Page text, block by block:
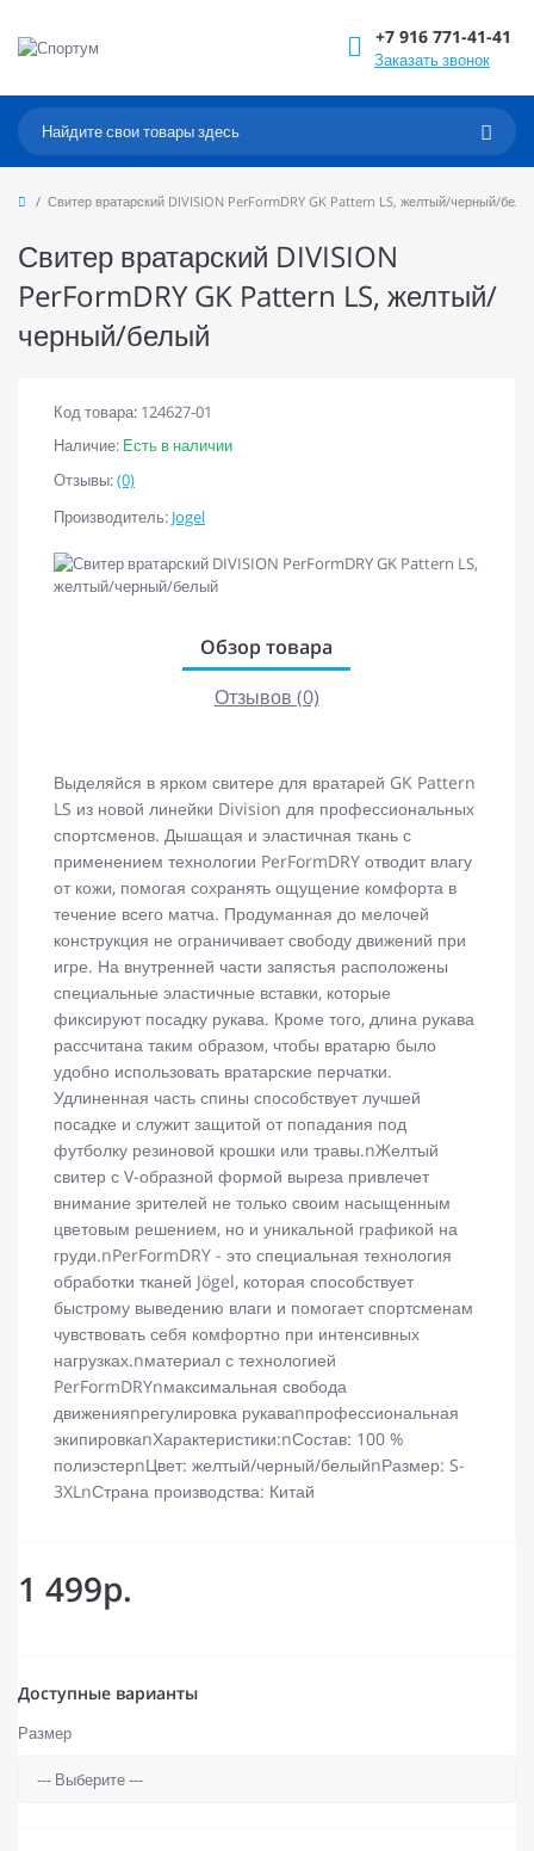
+7 916 771-41-41
Заказать звонок
Свитер вратарский DIVISION PerFormDRY GK Pattern LS, желтый/черный/
Свитер вратарский DIVISION
PerFormDRY GK Pattern LS, желтый/
черный/белый
Код товара: 124627-01
Наличие: Есть в наличии
Отзывы:(0)
Производитель: Jogel
Обзор товара
Отзывов (0)
Выделяйся в ярком свитере для вратарей GK Pattern
LS из новой линейки Division для профессиональных
спортсменов. Дышащая и эластичная ткань с
применением технологии PerFormDRY отводит влагу
от кожи, помогая сохранять ощущение комфорта в
течение всего матча. Продуманная до мелочей
конструкция не ограничивает свободу движений при
игре. На внутренней части запястья расположены
специальные эластичные вставки, которые
фиксируют посадку рукава. Кроме того, длина рукава
рассчитана таким образом, чтобы вратарю было
удобно использовать вратарские перчатки.
Удлиненная часть спины способствует лучшей
посадке и служит защитой от попадания под
футболку резиновой крошки или травы.nЖелтый
свитер с V-образной формой выреза привлечет
внимание зрителей не только своим насыщенным
цветовым решением, но и уникальной графикой на
груди.nPerFormDRY - это специальная технология
обработки тканей Jögel, которая способствует
быстрому выведению влаги и помогает спортсменам
чувствовать себя комфортно при интенсивных
нагрузках.nматериал с технологией
PerFormDRYnмаксимальная свобода
движенияnрегулировка рукаваnпрофессиональная
экипировкаnХарактеристики:nСостав: 100 %
полиэстерnЦвет: желтый/черный/белыйnРазмер: S-
3XLnСтрана производства: Китай
1 499р.
Доступные варианты
Размер